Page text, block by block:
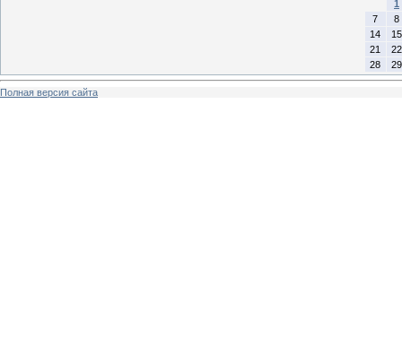
1
7
8
14
15
21
22
28
29
Полная версия сайта